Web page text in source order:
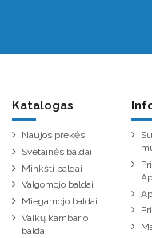
Katalogas
Naujos prekės
Svetainės baldai
Minkšti baldai
Valgomojo baldai
Miegamojo baldai
Vaikų kambario
baldai